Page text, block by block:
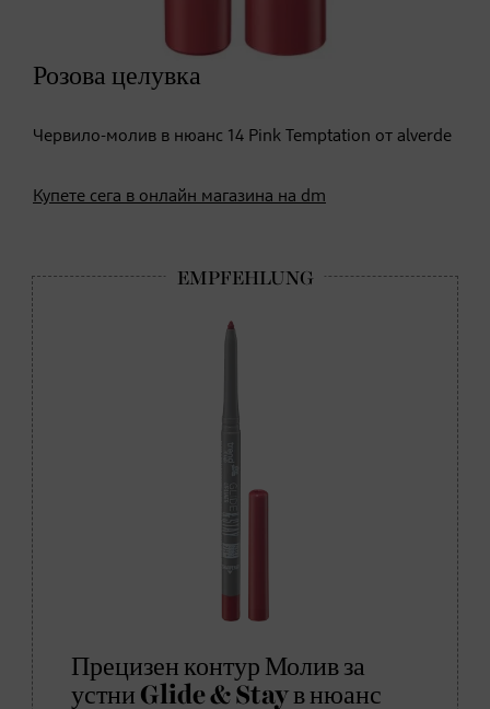
Розова целувка
Червило-молив в нюанс 14 Pink Temptation от alverde
Купете сега в онлайн магазина на dm
Прецизен контур Молив за
устни Glide & Stay в нюанс